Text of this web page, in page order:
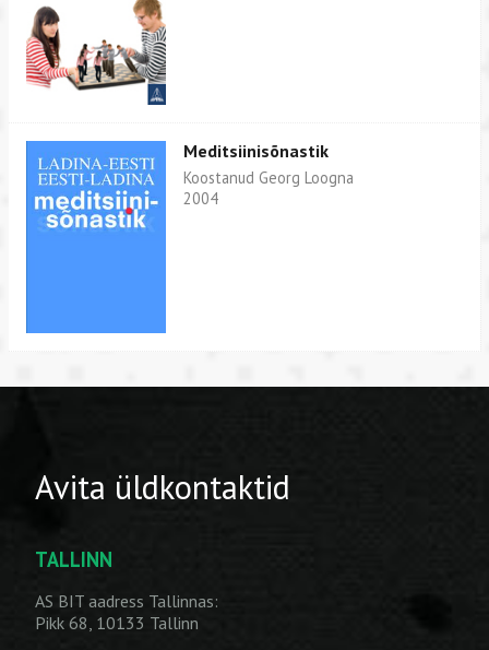
Meditsiinisõnastik
Koostanud Georg Loogna
2004
Avita üldkontaktid
TALLINN
AS BIT aadress Tallinnas:
Pikk 68, 10133 Tallinn